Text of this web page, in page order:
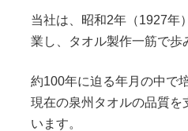
当社は、昭和2年（1927年
業し、タオル製作一筋で歩
約100年に迫る年月の中で
現在の泉州タオルの品質を
います。